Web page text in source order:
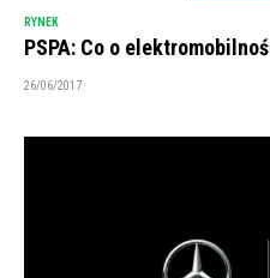
RYNEK
PSPA: Co o
26/06/2017